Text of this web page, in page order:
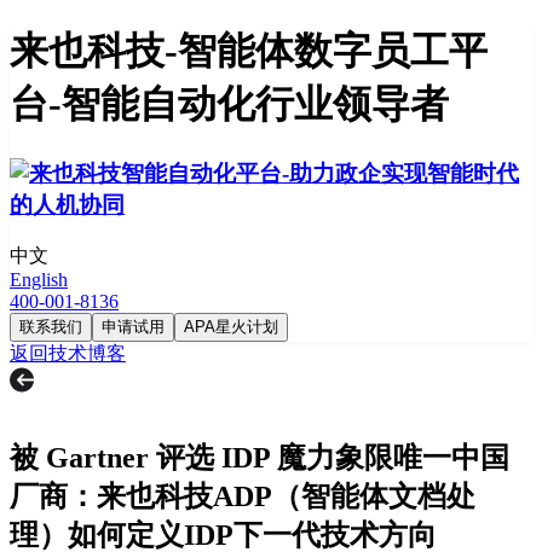
来也科技-智能体数字员工平
台-智能自动化行业领导者
中文
English
400-001-8136
联系我们 申请试用 APA星火计划
返回技术博客
被 Gartner 评选 IDP 魔力象限唯一中国
厂商：来也科技ADP（智能体文档处
理）如何定义IDP下一代技术方向